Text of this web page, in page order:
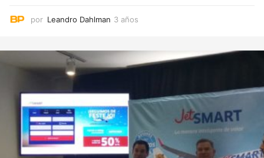
por Leandro Dahlman 3 años
o
s